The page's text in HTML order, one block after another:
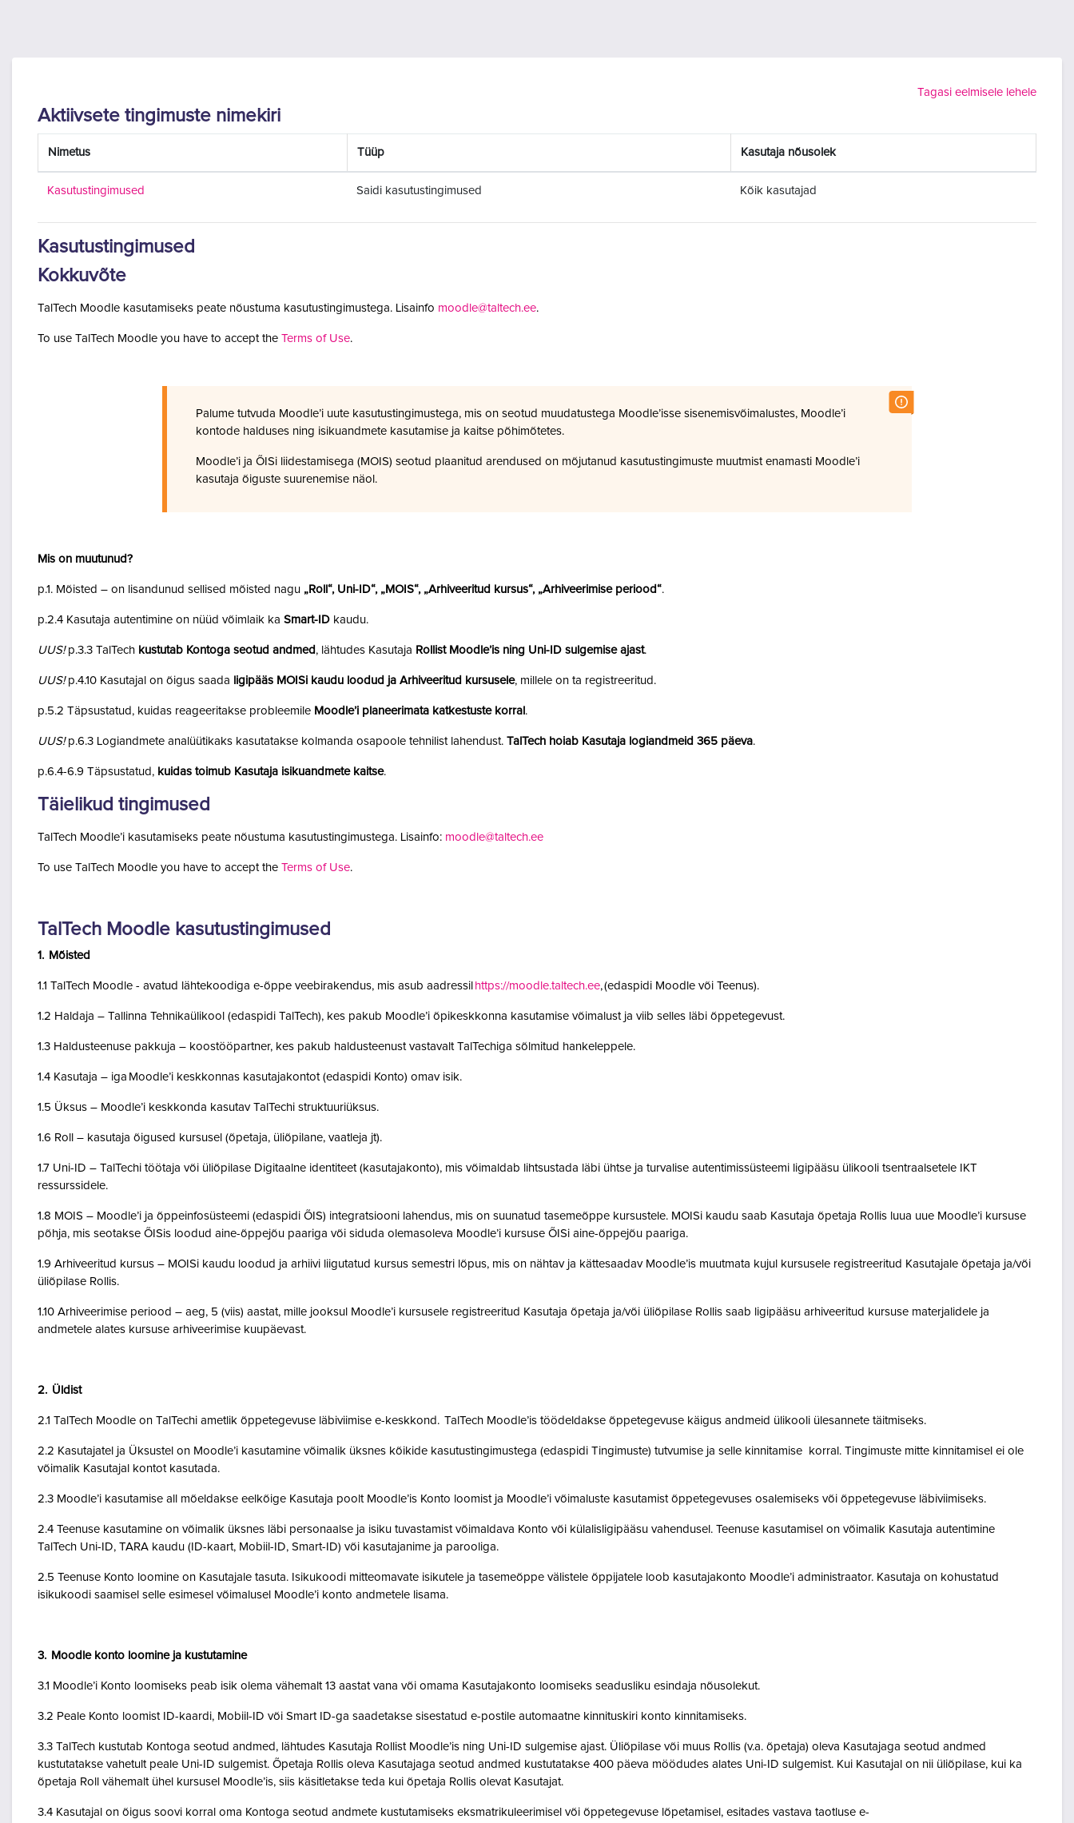
Tagasi eelmisele lehele
Aktiivsete tingimuste nimekiri
Nimetus Tüüp Kasutaja nõusolek
Kasutustingimused Saidi kasutustingimused Kõik kasutajad
Kasutustingimused
Kokkuvõte
TalTech Moodle kasutamiseks peate nõustuma kasutustingimustega. Lisainfo moodle@taltech.ee.
To use TalTech Moodle you have to accept the Terms of Use.
Palume tutvuda Moodle’i uute kasutustingimustega, mis on seotud muudatustega Moodle’isse sisenemisvõimalustes, Moodle’i
kontode halduses ning isikuandmete kasutamise ja kaitse põhimõtetes.
Moodle’i ja ÕISi liidestamisega (MOIS) seotud plaanitud arendused on mõjutanud kasutustingimuste muutmist enamasti Moodle’i
kasutaja õiguste suurenemise näol.
Mis on muutunud?
p.1. Mõisted – on lisandunud sellised mõisted nagu „Roll“, Uni-ID“, „MOIS“, „Arhiveeritud kursus“, „Arhiveerimise periood“.
p.2.4 Kasutaja autentimine on nüüd võimlaik ka Smart-ID kaudu.
UUS!p.3.3 TalTech kustutab Kontoga seotud andmed , lähtudes Kasutaja Rollist Moodle’is ning Uni-ID sulgemise ajast.
UUS!p.4.10 Kasutajal on õigus saada ligipääs MOISi kaudu loodud ja Arhiveeritud kursusele, millele on ta registreeritud.
p.5.2 Täpsustatud, kuidas reageeritakse probleemile Moodle’i planeerimata katkestuste korral .
UUS!p.6.3 Logiandmete analüütikaks kasutatakse kolmanda osapoole tehnilist lahendust. TalTech hoiab Kasutaja logiandmeid 365 päeva.
p.6.4-6.9 Täpsustatud, kuidas toimub Kasutaja isikuandmete kaitse.
Täielikud tingimused
TalTech Moodle’i kasutamiseks peate nõustuma kasutustingimustega. Lisainfo: moodle@taltech.ee
To use TalTech Moodle you have to accept the Terms of Use.
TalTech Moodle kasutustingimused
1. Mõisted
1.1 TalTech Moodle - avatud lähtekoodiga e-õppe veebirakendus, mis asub aadressil https://moodle.taltech.ee, (edaspidi Moodle või Teenus).
1.2 Haldaja – Tallinna Tehnikaülikool (edaspidi TalTech), kes pakub Moodle’i õpikeskkonna kasutamise võimalust ja viib selles läbi õppetegevust.
1.3 Haldusteenuse pakkuja – koostööpartner, kes pakub haldusteenust vastavalt TalTechiga sõlmitud hankeleppele.
1.4 Kasutaja – iga Moodle’i keskkonnas kasutajakontot (edaspidi Konto) omav isik.
1.5 Üksus – Moodle’i keskkonda kasutav TalTechi struktuuriüksus.
1.6 Roll – kasutaja õigused kursusel (õpetaja, üliõpilane, vaatleja jt).
1.7 Uni-ID – TalTechi töötaja või üliõpilase Digitaalne identiteet (kasutajakonto), mis võimaldab lihtsustada läbi ühtse ja turvalise autentimissüsteemi ligipääsu ülikooli tsentraalsetele IKT
ressurssidele.
1.8 MOIS – Moodle’i ja õppeinfosüsteemi (edaspidi ÕIS) integratsiooni lahendus, mis on suunatud tasemeõppe kursustele. MOISi kaudu saab Kasutaja õpetaja Rollis luua uue Moodle’i kursuse
põhja, mis seotakse ÕISis loodud aine-õppejõu paariga või siduda olemasoleva Moodle’i kursuse ÕISi aine-õppejõu paariga.
1.9 Arhiveeritud kursus – MOISi kaudu loodud ja arhiivi liigutatud kursus semestri lõpus, mis on nähtav ja kättesaadav Moodle’is muutmata kujul kursusele registreeritud Kasutajale õpetaja ja/või
üliõpilase Rollis.
1.10 Arhiveerimise periood – aeg, 5 (viis) aastat, mille jooksul Moodle’i kursusele registreeritud Kasutaja õpetaja ja/või üliõpilase Rollis saab ligipääsu arhiveeritud kursuse materjalidele ja
andmetele alates kursuse arhiveerimise kuupäevast.
2. Üldist
2.1 TalTech Moodle on TalTechi ametlik õppetegevuse läbiviimise e-keskkond. TalTech Moodle’is töödeldakse õppetegevuse käigus andmeid ülikooli ülesannete täitmiseks.
2.2 Kasutajatel ja Üksustel on Moodle’i kasutamine võimalik üksnes kõikide kasutustingimustega (edaspidi Tingimuste) tutvumise ja selle kinnitamise korral. Tingimuste mitte kinnitamisel ei ole
võimalik Kasutajal kontot kasutada.
2.3 Moodle’i kasutamise all mõeldakse eelkõige Kasutaja poolt Moodle’is Konto loomist ja Moodle’i võimaluste kasutamist õppetegevuses osalemiseks või õppetegevuse läbiviimiseks.
2.4 Teenuse kasutamine on võimalik üksnes läbi personaalse ja isiku tuvastamist võimaldava Konto või külalisligipääsu vahendusel. Teenuse kasutamisel on võimalik Kasutaja autentimine
TalTech Uni-ID, TARA kaudu (ID-kaart, Mobiil-ID, Smart-ID) või kasutajanime ja parooliga.
2.5 Teenuse Konto loomine on Kasutajale tasuta. Isikukoodi mitteomavate isikutele ja tasemeõppe välistele õppijatele loob kasutajakonto Moodle’i administraator. Kasutaja on kohustatud
isikukoodi saamisel selle esimesel võimalusel Moodle’i konto andmetele lisama.
3. Moodle konto loomine ja kustutamine
3.1 Moodle’i Konto loomiseks peab isik olema vähemalt 13 aastat vana või omama Kasutajakonto loomiseks seadusliku esindaja nõusolekut.
3.2 Peale Konto loomist ID-kaardi, Mobiil-ID või Smart ID-ga saadetakse sisestatud e-postile automaatne kinnituskiri konto kinnitamiseks.
3.3 TalTech kustutab Kontoga seotud andmed, lähtudes Kasutaja Rollist Moodle’is ning Uni-ID sulgemise ajast. Üliõpilase või muus Rollis (v.a. õpetaja) oleva Kasutajaga seotud andmed
kustutatakse vahetult peale Uni-ID sulgemist. Õpetaja Rollis oleva Kasutajaga seotud andmed kustutatakse 400 päeva möödudes alates Uni-ID sulgemist. Kui Kasutajal on nii üliõpilase, kui ka
õpetaja Roll vähemalt ühel kursusel Moodle’is, siis käsitletakse teda kui õpetaja Rollis olevat Kasutajat.
3.4 Kasutajal on õigus soovi korral oma Kontoga seotud andmete kustutamiseks eksmatrikuleerimisel või õppetegevuse lõpetamisel, esitades vastava taotluse e-